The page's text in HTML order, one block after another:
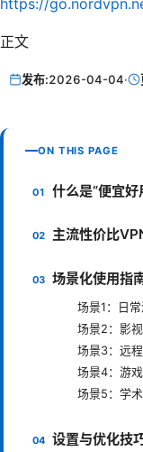
正文
发布:2026-04-04·
ON THIS PAGE
什么是“便宜好
主流性价比
场景化使用指
场景1：日
场景2：影
场景3：远
场景4：游
场景5：学
设置与优化技